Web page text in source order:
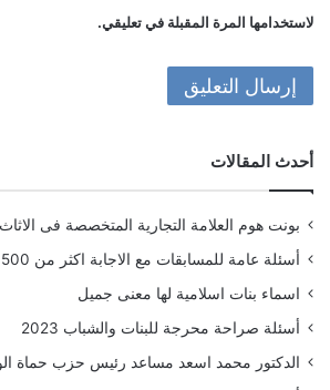
لاستخدامها المرة المقبلة في تعليقي.
أحدث المقالات
بونت هوم العلامة التجارية المتخصصة فى
أسئلة عامة للمسابقات مع الاجابة اكثر من 500 سؤال
اسماء بنات اسلامية لها معنى جميل
أسئلة صراحة محرجة للبنات والشباب 2023
الدكتور محمد اسعد مساعد رئيس حزب حماة